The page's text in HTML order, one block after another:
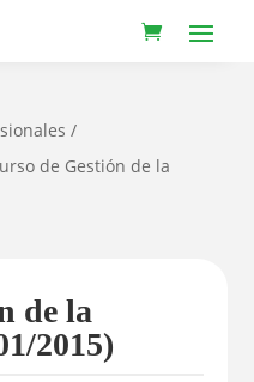
/
de Gestión de la
de la
2015)